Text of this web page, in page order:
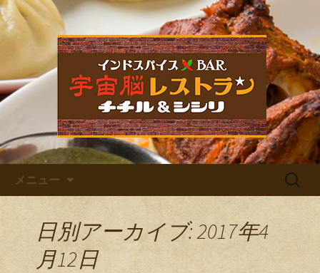
宇宙脳レストラン チチル＆
シシリからのお知らせ
福岡市中央区六本松のカレー屋・ネパ
ールバル「宇宙脳レストラン チチル
＆シシリ」。普段のお食事、家族での
ご飯、お仕事帰りの晩酌、デート、女
子会など様々なシーンでご利用くださ
い。イベントも多数開催しています。
メニュー
検
日別アーカイブ: 2017年4
月12日